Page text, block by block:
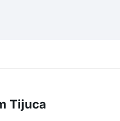
Tijuca